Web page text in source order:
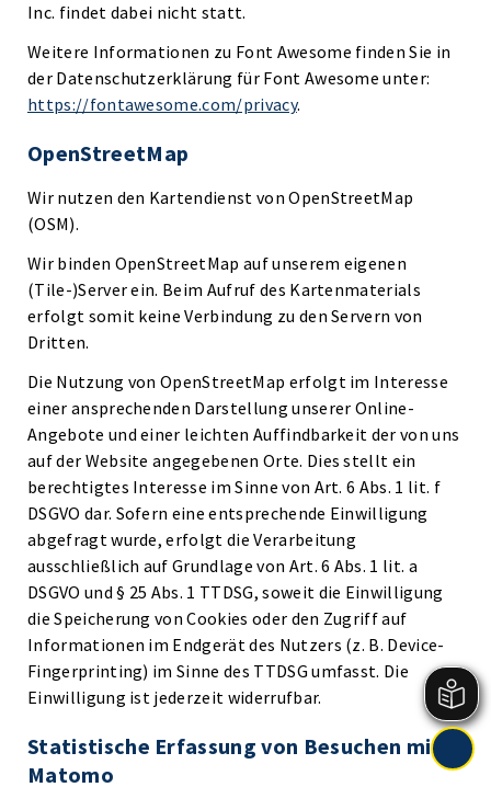
Inc. findet dabei nicht statt.
Weitere Informationen zu Font Awesome finden Sie in
der Datenschutzerklärung für Font Awesome unter:
https://fontawesome.com/privacy.
OpenStreetMap
Wir nutzen den Kartendienst von OpenStreetMap
(OSM).
Wir binden OpenStreetMap auf unserem eigenen
(Tile-)Server ein. Beim Aufruf des Kartenmaterials
erfolgt somit keine Verbindung zu den Servern von
Dritten.
Die Nutzung von OpenStreetMap erfolgt im Interesse
einer ansprechenden Darstellung unserer Online-
Angebote und einer leichten Auffindbarkeit der von uns
auf der Website angegebenen Orte. Dies stellt ein
berechtigtes Interesse im Sinne von Art. 6 Abs. 1 lit. f
DSGVO dar. Sofern eine entsprechende Einwilligung
abgefragt wurde, erfolgt die Verarbeitung
ausschließlich auf Grundlage von Art. 6 Abs. 1 lit. a
DSGVO und § 25 Abs. 1 TTDSG, soweit die Einwilligung
die Speicherung von Cookies oder den Zugriff auf
Informationen im Endgerät des Nutzers (z. B. Device-
Fingerprinting) im Sinne des TTDSG umfasst. Die
Einwilligung ist jederzeit widerrufbar.
Statistische Erfassung von Besuchen mit
Matomo